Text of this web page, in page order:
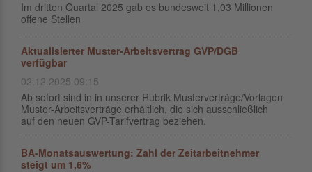
Im dritten Quartal 2025 gab es bundesweit 1,03 Millionen
offene Stellen
Aktualisierter Muster-Arbeitsvertrag GVP/DGB
verfügbar
02.12.2025 09:15
Ab sofort sind in in unserer Rubrik Musterverträge/Vorlagen
Muster-Arbeitsverträge erhältlich, die sich ausschließlich
auf den neuen GVP-Tarifvertrag beziehen.
BA-Monatsauswertung: Zahl der Zeitarbeitnehmer
steigt um 1,6%